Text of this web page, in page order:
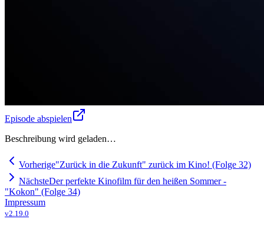
Episode abspielen
Beschreibung wird geladen…
Vorherige"Zurück in die Zukunft" zurück im Kino! (Folge 32)
NächsteDer perfekte Kinofilm für den heißen Sommer -
"Kokon" (Folge 34)
Impressum
v2.19.0